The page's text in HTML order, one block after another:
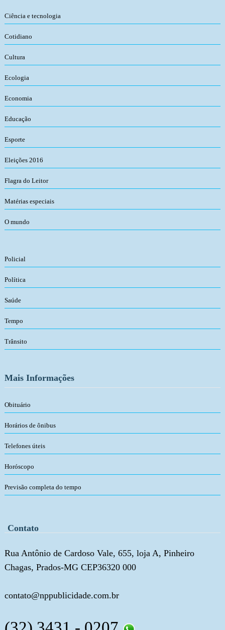
Ciência e tecnologia
Cotidiano
Cultura
Ecologia
Economia
Educação
Esporte
Eleições 2016
Flagra do Leitor
Matérias especiais
O mundo
Policial
Política
Saúde
Tempo
Trânsito
Mais Informações
Obituário
Horários de ônibus
Telefones úteis
Horóscopo
Previsão completa do tempo
Contato
Rua Antônio de Cardoso Vale, 655, loja A, Pinheiro
Chagas, Prados-MG CEP36320 000
contato@nppublicidade.com.br